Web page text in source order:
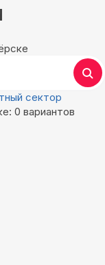
сектор
0 вариантов